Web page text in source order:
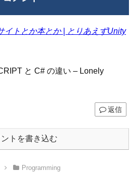
イトとか本とか | とりあえずUnity
と C# の違い – Lonely
返信
ントを書き込む
Programming